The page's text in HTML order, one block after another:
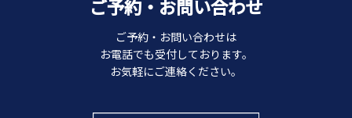
ご予約・お問い合わせ
ご予約・お問い合わせは
お電話でも受付しております。
お気軽にご連絡ください。